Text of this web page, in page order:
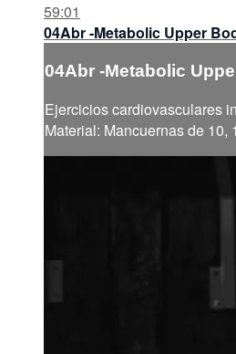
59:01
04Abr -Metabolic Upper
04Abr -Metabolic
Ejercicios cardiovasculares
Material: Mancuernas de 10,